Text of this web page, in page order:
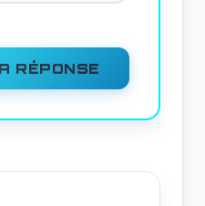
RÉPONSE